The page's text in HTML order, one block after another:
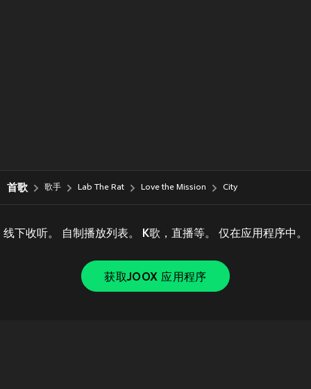
首歌 歌手 Lab The Rat Love the Mission City
线下收听。 自制播放列表。 K歌，直播等。 仅在应用程序中。
获取JOOX 应用程序